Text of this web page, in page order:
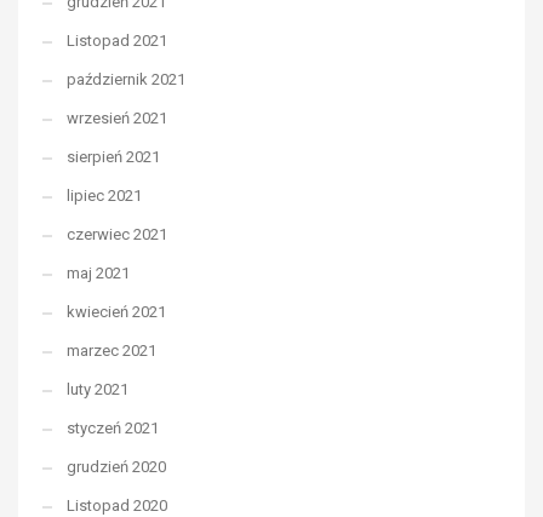
Listopad 2021
październik 2021
wrzesień 2021
sierpień 2021
lipiec 2021
czerwiec 2021
maj 2021
kwiecień 2021
marzec 2021
luty 2021
styczeń 2021
grudzień 2020
Listopad 2020